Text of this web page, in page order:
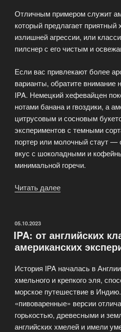
Отличным примером служит
который предлагает
излишней агрессии, или
пилснер с его чистым и
Если вас привлекают более
варианты, обратите внимание
IPA. Немецкий хефевайцен
нотами банана и гвоздики, а
цитрусовым и сосновым
экспериментов с темными
портер или молочный стаут —
вкус с шоколадными и
минимальной горечи.
Читать далее
пива
для
ОПУБЛИКОВАНО
05.10.2023
IPA: от английских
американских
История IPA началась в
хмельного и крепкого эля,
морское путешествие в
«пивоваренные» версии
горькостью, древесными и
английских хмелей и имели